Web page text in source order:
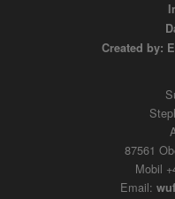
Created by:
87561
Mobil
Email: